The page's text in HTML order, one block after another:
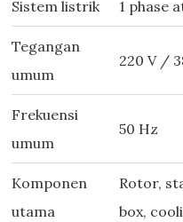
Sistem listrik 1 phase
Tegangan
umum
220 V /
Frekuensi
umum
50 Hz
Komponen
utama
Rotor,
box,